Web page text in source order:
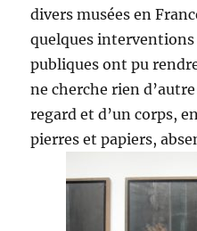
divers musées en
quelques
publiques ont pu
ne cherche rien
regard et d’un corps,
pierres et papiers,